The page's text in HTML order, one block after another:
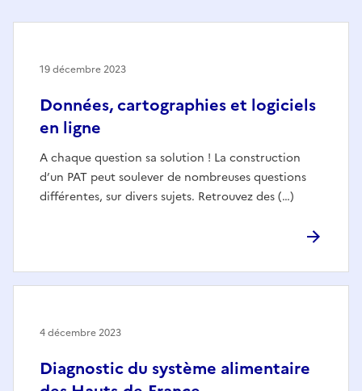
Données, cartographies et logiciels
en ligne
A chaque question sa solution ! La construction
d’un PAT peut soulever de nombreuses questions
différentes, sur divers sujets. Retrouvez des (…)
19 décembre 2023
Diagnostic du système alimentaire
4 décembre 2023